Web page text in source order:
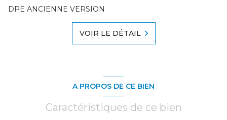
DPE ANCIENNE VERSION
VOIR LE DÉTAIL
A PROPOS DE CE BIEN
Caractéristiques de ce bien